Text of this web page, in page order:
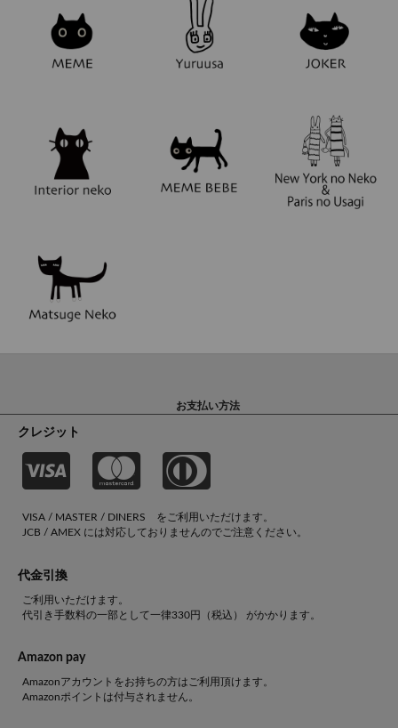
お支払い方法
クレジット
VISA / MASTER / DINERS をご利用いただけます。
JCB / AMEX には対応しておりませんのでご注意ください。
代金引換
ご利用いただけます。
代引き手数料の一部として一律330円（税込） がかかります。
Amazon pay
Amazonアカウントをお持ちの方はご利用頂けます。
Amazonポイントは付与されません。